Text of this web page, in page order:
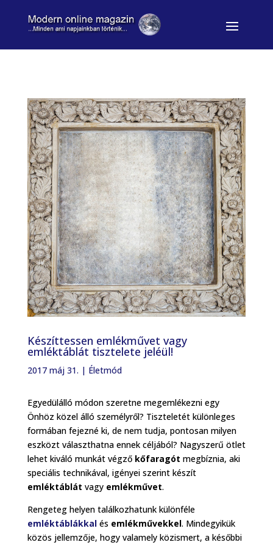
Készíttessen emlékművet vagy
emléktáblát tisztelete jeléül!
2017 máj 31. | Életmód
Egyedülálló módon szeretne megemlékezni egy
Önhöz közel álló személyről? Tiszteletét különleges
formában fejezné ki, de nem tudja, pontosan milyen
eszközt választhatna ennek céljából? Nagyszerű ötlet
lehet kiváló munkát végző kőfaragót megbíznia, aki
speciális technikával, igényei szerint készít
emléktáblát vagy emlékművet.
Rengeteg helyen találkozhatunk különféle
emléktáblákkal és emlékművekkel. Mindegyikük
közös jellemzője, hogy valamely közismert, a későbbi